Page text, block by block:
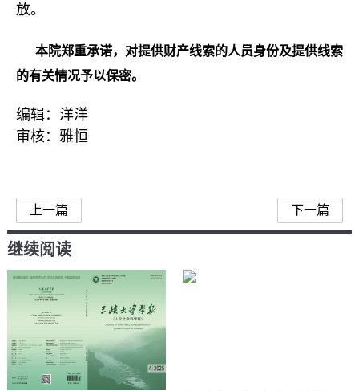
放。
本院郑重承诺，对提供财产线索的人员身份及提供线索
的有关情况予以保密。
编辑：洋洋
审核：雅恒
上一篇 下一篇
继续阅读